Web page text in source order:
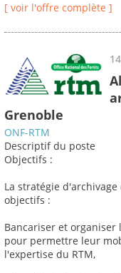
[ voir l'offre complète ]
Grenoble
ONF-RTM
Descriptif du poste
Objectifs :
La stratégie
objectifs :
Bancariser et
pour permettre leur
l'expertise du RTM,